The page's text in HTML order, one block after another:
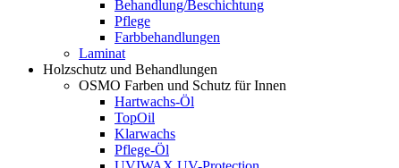
Behandlung/Beschichtung
Pflege
Farbbehandlungen
Laminat
Holzschutz und Behandlungen
OSMO Farben und Schutz für Innen
Hartwachs-Öl
TopOil
Klarwachs
Pflege-Öl